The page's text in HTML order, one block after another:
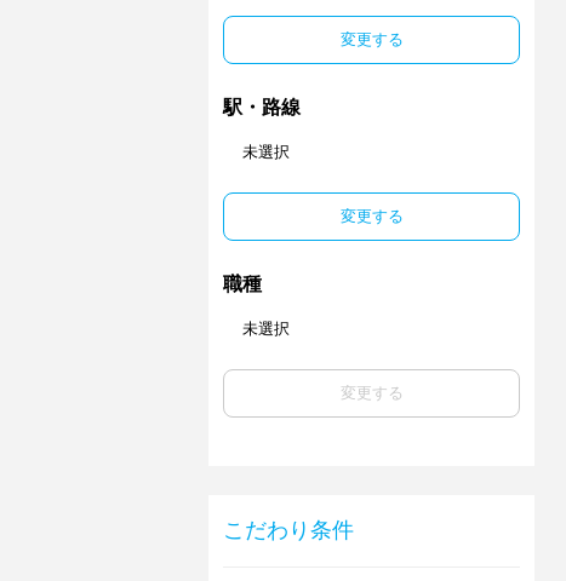
変更する
駅・路線
未選択
変更する
職種
未選択
変更する
こだわり条件